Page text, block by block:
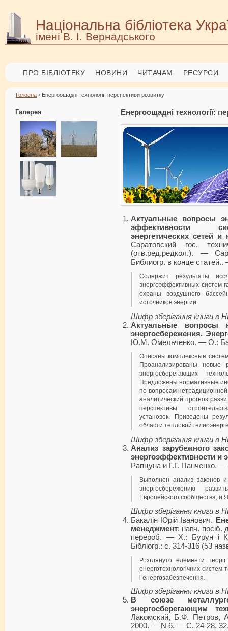
Національна бібліотека
імені В. І. Вернадського
ПРО БІБЛІОТЕКУ НОВИНИ ЧИТАЧАМ РЕСУРСИ
Головна › Енергоощадні технології: перспективи розвитку
Галерея Енергоощадні технології:
Актуальные вопросы
эффективности
энергетических сетей и
Саратовский гос.
(отв.ред.редкол.). —
Библиогр. в конце
Содержит результаты
энергоэффективных систем
охраны воздушного
источников энергии.
Шифр зберігання книги в
Актуальные вопросы
энергосбережения.
Ю.М. Омельченко. — О.:
Описаны комплексные
Проанализированы новые
энергосберегающих
Предложены нормативные
по вопросам
аналитический прогноз
перспективы
установок. Приведены
области тепловой
Шифр зберігання книги в
Анализ зарубежного
энергоэффективности и
Рапцуна и Г.Г. Панченко.
Выполнен анализ законов
энергосбережению
Европейского сообщества, и
Шифр зберігання книги в
Бакалін Юрій Іванович.
менеджмент: навч.
перероб. — Х.: Бурун і
Бібліогр.: с. 314-316 (53
Розглянуто елементи
енерготехнологічних систем
і енергозабезпечення.
Шифр зберігання книги в
В союзе
энергосберегающим
Лакомский, Б.Ф. Петров,
2000. — N 6. — С. 24-28,